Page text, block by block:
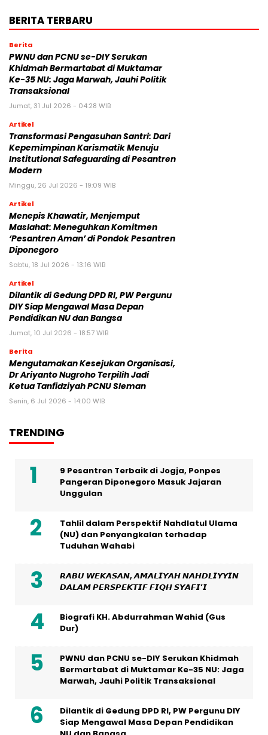
BERITA TERBARU
Berita
PWNU dan PCNU se-DIY Serukan
Khidmah Bermartabat di Muktamar
Ke-35 NU: Jaga Marwah, Jauhi Politik
Transaksional
Jumat, 31 Jul 2026 - 04:28 WIB
Artikel
Transformasi Pengasuhan Santri: Dari
Kepemimpinan Karismatik Menuju
Institutional Safeguarding di Pesantren
Modern
Minggu, 26 Jul 2026 - 19:09 WIB
Artikel
Menepis Khawatir, Menjemput
Maslahat: Meneguhkan Komitmen
‘Pesantren Aman’ di Pondok Pesantren
Diponegoro
Sabtu, 18 Jul 2026 - 13:16 WIB
Artikel
Dilantik di Gedung DPD RI, PW Pergunu
DIY Siap Mengawal Masa Depan
Pendidikan NU dan Bangsa
Jumat, 10 Jul 2026 - 18:57 WIB
Berita
Mengutamakan Kesejukan Organisasi,
Dr Ariyanto Nugroho Terpilih Jadi
Ketua Tanfidziyah PCNU Sleman
Senin, 6 Jul 2026 - 14:00 WIB
TRENDING
9 Pesantren Terbaik di Jogja, Ponpes
Pangeran Diponegoro Masuk Jajaran
Unggulan
Tahlil dalam Perspektif Nahdlatul Ulama
(NU) dan Penyangkalan terhadap
Tuduhan Wahabi
𝙍𝘼𝘽𝙐 𝙒𝙀𝙆𝘼𝙎𝘼𝙉, 𝘼𝙈𝘼𝙇𝙄𝙔𝘼𝙃 𝙉𝘼𝙃𝘿𝙇𝙄𝙔𝙔𝙄𝙉
𝘿𝘼𝙇𝘼𝙈 𝙋𝙀𝙍𝙎𝙋𝙀𝙆𝙏𝙄𝙁 𝙁𝙄𝙌𝙃 𝙎𝙔𝘼𝙁𝙄’𝙄
Biografi KH. Abdurrahman Wahid (Gus
Dur)
PWNU dan PCNU se-DIY Serukan Khidmah
Bermartabat di Muktamar Ke-35 NU: Jaga
Marwah, Jauhi Politik Transaksional
Dilantik di Gedung DPD RI, PW Pergunu DIY
Siap Mengawal Masa Depan Pendidikan